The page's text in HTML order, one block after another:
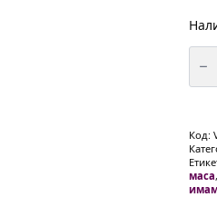
за
20
Код:
маса,